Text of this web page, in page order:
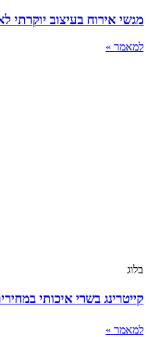
מגשי אירוח בעיצוב יוקרתי
למאמר »
בלוג
קייטרינג בשרי איכותי
למאמר »